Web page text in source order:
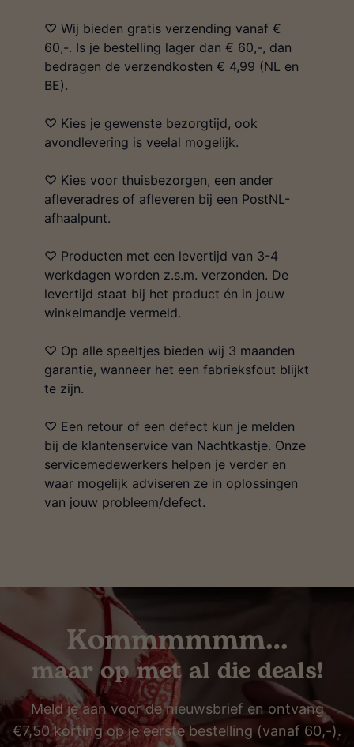
♡ Wij bieden gratis verzending vanaf €
60,-. Is je bestelling lager dan € 60,-, dan
bedragen de verzendkosten € 4,99 (NL en
BE).
♡ Kies je gewenste bezorgtijd, ook
avondlevering is veelal mogelijk.
♡ Kies voor thuisbezorgen, een ander
afleveradres of afleveren bij een PostNL-
afhaalpunt.
♡ Producten met een levertijd van 3-4
werkdagen worden z.s.m. verzonden. De
levertijd staat bij het product én in jouw
winkelmandje vermeld.
♡ Op alle speeltjes bieden wij 3 maanden
garantie, wanneer het een fabrieksfout blijkt
te zijn.
♡ Een retour of een defect kun je melden
bij de klantenservice van Nachtkastje. Onze
servicemedewerkers helpen je verder en
waar mogelijk adviseren ze in oplossingen
van jouw probleem/defect.
Kommmmmm…
maar op met al die deals!
Meld je aan voor de nieuwsbrief en ontvang
€7,50 korting op je eerste bestelling (vanaf 60,-).